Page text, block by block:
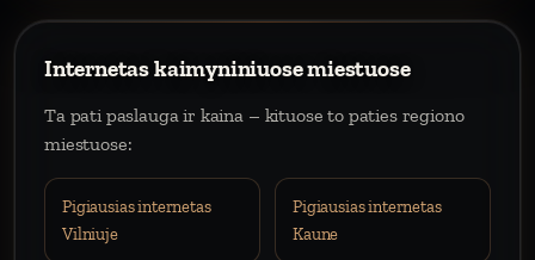
Internetas kaimyniniuose miestuose
Ta pati paslauga ir kaina – kituose to paties regiono
miestuose:
Pigiausias internetas
Vilniuje
Pigiausias internetas
Kaune